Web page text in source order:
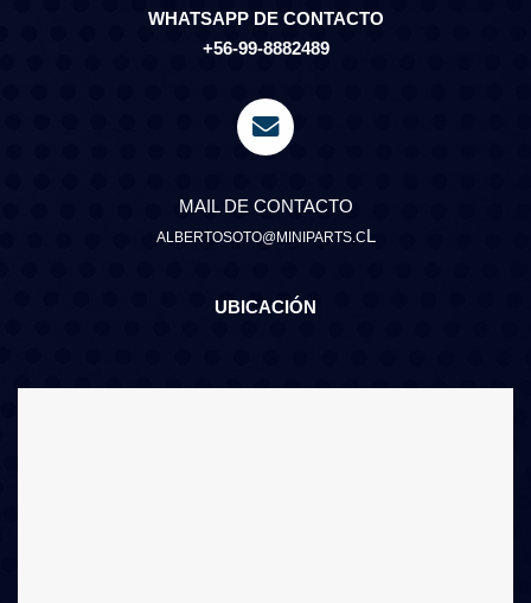
WHATSAPP DE CONTACTO
+56-99-8882489
MAIL DE CONTACTO
ALBERTOSOTO@MINIPARTS.CL
UBICACIÓN